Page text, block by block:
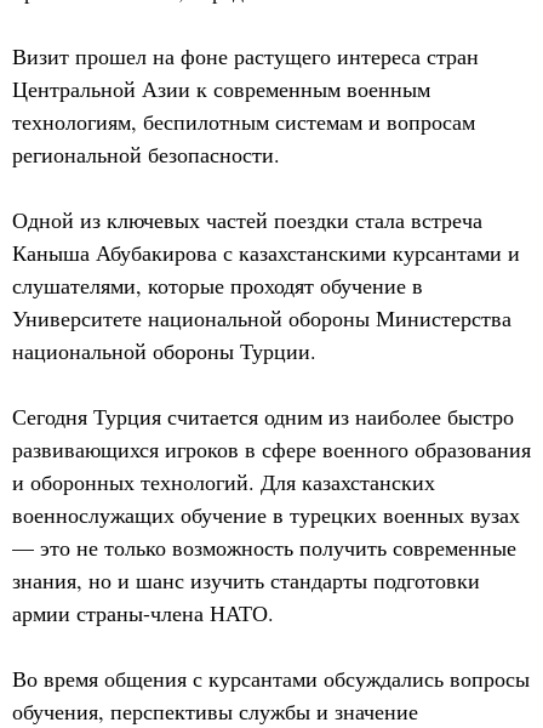
Визит прошел на фоне растущего интереса стран
Центральной Азии к современным военным
технологиям, беспилотным системам и вопросам
региональной безопасности.
Одной из ключевых частей поездки стала встреча
Каныша Абубакирова с казахстанскими курсантами и
слушателями, которые проходят обучение в
Университете национальной обороны Министерства
национальной обороны Турции.
Сегодня Турция считается одним из наиболее быстро
развивающихся игроков в сфере военного образования
и оборонных технологий. Для казахстанских
военнослужащих обучение в турецких военных вузах
— это не только возможность получить современные
знания, но и шанс изучить стандарты подготовки
армии страны-члена НАТО.
Во время общения с курсантами обсуждались вопросы
обучения, перспективы службы и значение